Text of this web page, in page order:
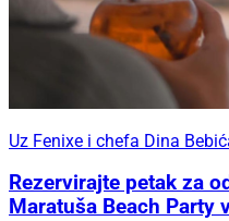
Uz Fenixe i chefa Dina
Rezervirajte petak za
Maratuša Beach Party